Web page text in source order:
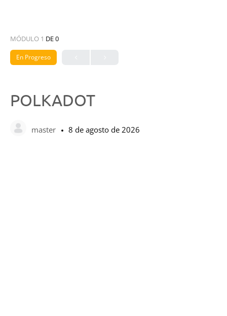
MÓDULO 1 DE 0
En Progreso
POLKADOT
master 8 de agosto de 2026